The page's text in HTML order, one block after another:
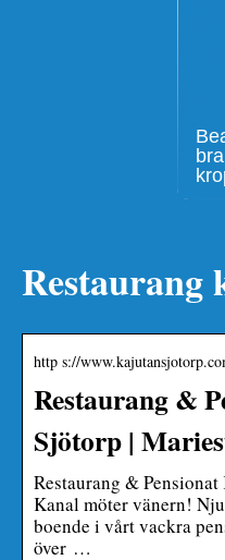
Restaurang
http s://
Restaurang &
Sjötorp |
Restaurang &
Kanal möter vänern!
boende i vårt vackra
över …